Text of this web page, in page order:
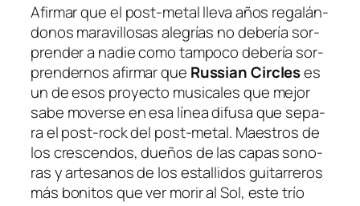
Afirmar que el post-metal lle­va años re­ga­lán­
do­nos ma­ra­vi­llo­sas ale­grías no de­be­ría sor­
pren­der a na­die co­mo tam­po­co de­be­ría sor­
pren­der­nos afir­mar que Russian Circleses
un de esos pro­yec­to mu­si­ca­les que me­jor
sa­be mo­ver­se en esa lí­nea di­fu­sa que se­pa­
ra el post-rock del post-metal. Maestros de
los cres­cen­dos, due­ños de las ca­pas so­no­
ras y ar­te­sa­nos de los es­ta­lli­dos gui­ta­rre­ros
más bo­ni­tos que ver mo­rir al Sol, es­te trío